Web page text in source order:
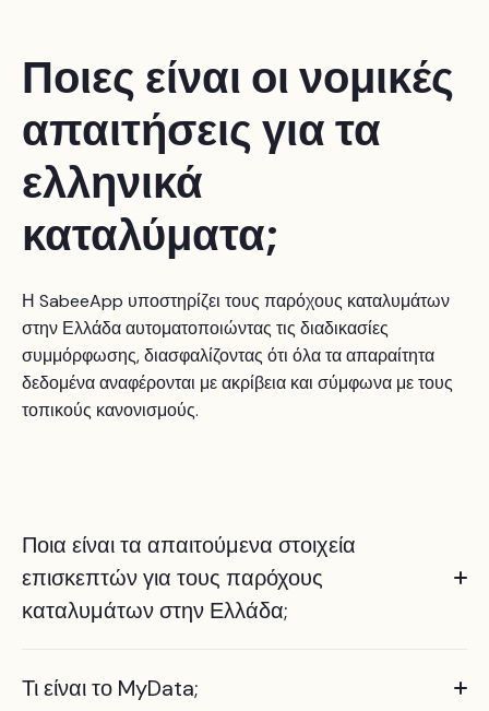
Ποιες είναι οι νομικές
απαιτήσεις για τα
ελληνικά
καταλύματα;
Η SabeeApp υποστηρίζει τους παρόχους καταλυμάτων
στην Ελλάδα αυτοματοποιώντας τις διαδικασίες
συμμόρφωσης, διασφαλίζοντας ότι όλα τα απαραίτητα
δεδομένα αναφέρονται με ακρίβεια και σύμφωνα με τους
τοπικούς κανονισμούς.
Ποια είναι τα απαιτούμενα στοιχεία
επισκεπτών για τους παρόχους
καταλυμάτων στην Ελλάδα;
βασικές απαιτήσεις:
Τι είναι το MyData;